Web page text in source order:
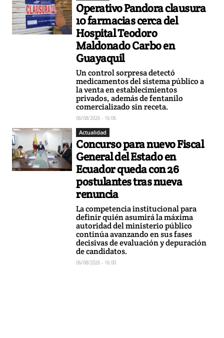
Operativo Pandora clausura
10 farmacias cerca del
Hospital Teodoro
Maldonado Carbo en
Guayaquil
Un control sorpresa detectó
medicamentos del sistema público a
la venta en establecimientos
privados, además de fentanilo
comercializado sin receta.
06/08/2026 - 16:06
Actualidad
Concurso para nuevo Fiscal
General del Estado en
Ecuador queda con 26
postulantes tras nueva
renuncia
La competencia institucional para
definir quién asumirá la máxima
autoridad del ministerio público
continúa avanzando en sus fases
decisivas de evaluación y depuración
de candidatos.
06/08/2026 - 16:00